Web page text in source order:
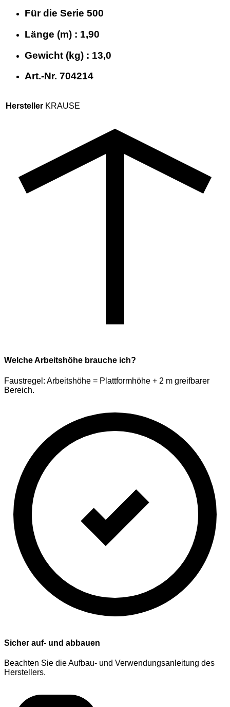
Für die Serie 500
Länge (m) : 1,90
Gewicht (kg) : 13,0
Art.-Nr. 704214
Hersteller KRAUSE
Welche Arbeitshöhe brauche ich?
Faustregel: Arbeitshöhe = Plattformhöhe + 2 m greifbarer
Bereich.
Sicher auf- und abbauen
Beachten Sie die Aufbau- und Verwendungsanleitung des
Herstellers.